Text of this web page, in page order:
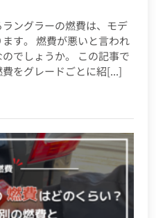
ングラーの燃費は、モデ
す。 燃費が悪いと言われ
でしょうか。 この記事で
をグレードごとに紹[...]